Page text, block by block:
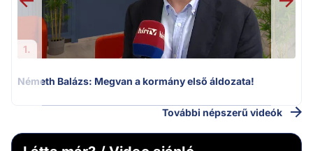
1.
Németh Balázs: Megvan a kormány első áldozata!
További népszerű videók